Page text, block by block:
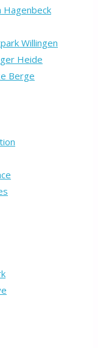
Hagenbeck
Willingen
Heide
Berge